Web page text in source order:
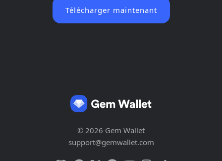
Télécharger maintenant
© 2026 Gem Wallet
support@gemwallet.com